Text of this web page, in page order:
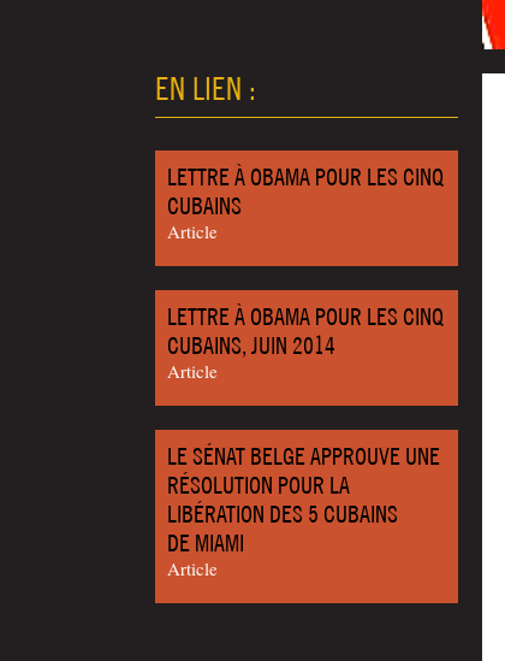
EN LIEN :
LETTRE À OBAMA POUR LES CINQ
CUBAINS
Article
LETTRE À OBAMA POUR LES CINQ
CUBAINS, JUIN 2014
Article
LE SÉNAT BELGE APPROUVE UNE
RÉSOLUTION POUR LA
LIBÉRATION DES 5 CUBAINS
DE MIAMI
Article